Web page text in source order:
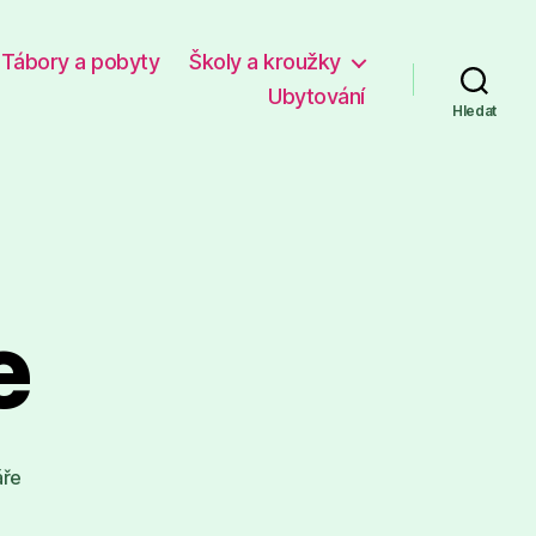
Tábory a pobyty
Školy a kroužky
Ubytování
Hledat